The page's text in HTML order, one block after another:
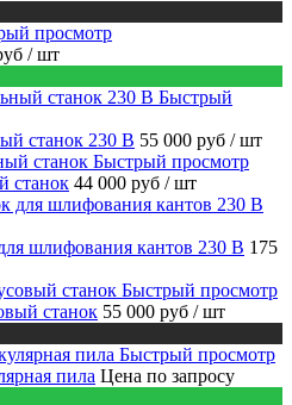
просмотр
/ шт
Быстрый
станок 230 В 55 000 руб / шт
Быстрый просмотр
станок 44 000 руб / шт
шлифования кантов 230 В 175
Быстрый просмотр
станок 55 000 руб / шт
Быстрый просмотр
пила Цена по запросу